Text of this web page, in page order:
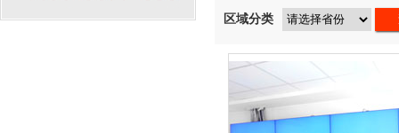
区域分类